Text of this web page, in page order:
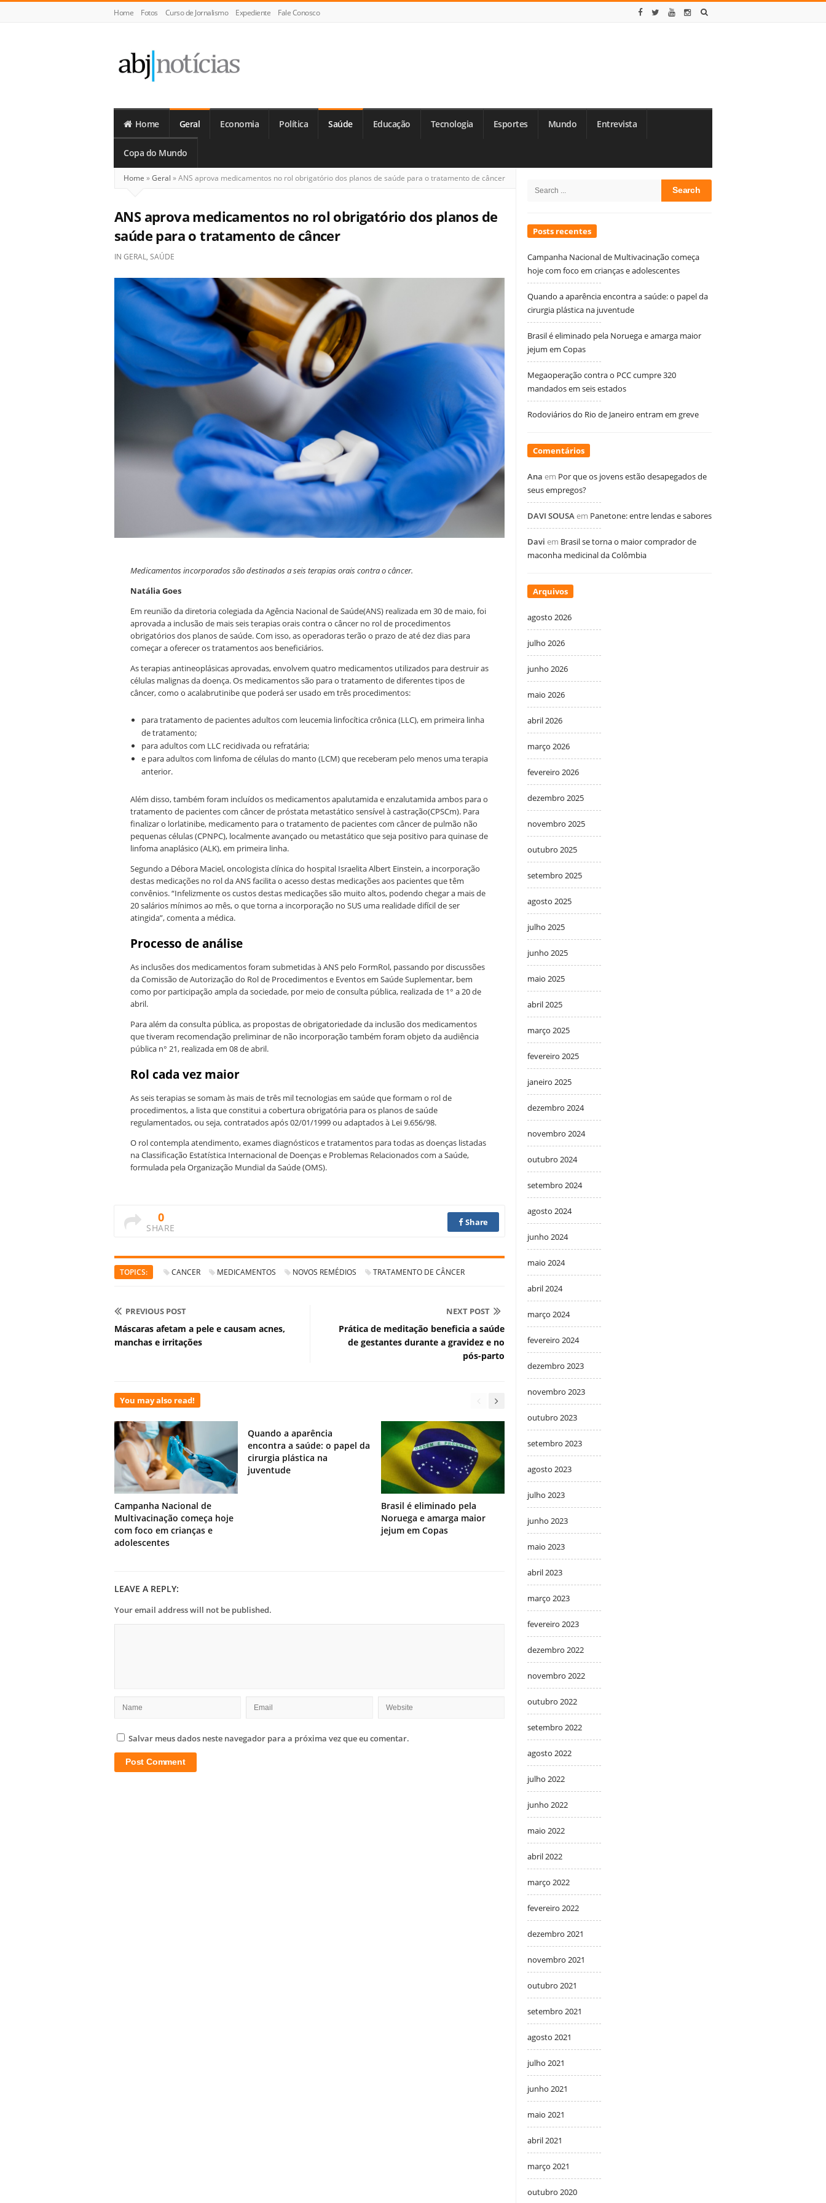
Home Fotos Curso de Jornalismo Expediente Fale Conosco
Notícias
Home Geral Economia Política Saúde Educação Tecnologia Esportes Mundo Entrevista
Copa do Mundo
Home »Geral »ANS aprova medicamentos no rol obrigatório dos planos de saúde para o tratamento de câncer
ANS aprova medicamentos no rol obrigatório dos planos de
saúde para o tratamento de câncer
IN GERAL, SAÚDE
Medicamentos incorporados são destinados a seis terapias orais contra o câncer.
Natália Goes
Em reunião da diretoria colegiada da Agência Nacional de Saúde(ANS) realizada em 30 de maio, foi
aprovada a inclusão de mais seis terapias orais contra o câncer no rol de procedimentos
obrigatórios dos planos de saúde. Com isso, as operadoras terão o prazo de até dez dias para
começar a oferecer os tratamentos aos beneficiários.
As terapias antineoplásicas aprovadas, envolvem quatro medicamentos utilizados para destruir as
células malignas da doença. Os medicamentos são para o tratamento de diferentes tipos de
câncer, como o acalabrutinibe que poderá ser usado em três procedimentos:
para tratamento de pacientes adultos com leucemia linfocítica crônica (LLC), em primeira linha
de tratamento;
para adultos com LLC recidivada ou refratária;
e para adultos com linfoma de células do manto (LCM) que receberam pelo menos uma terapia
anterior.
Além disso, também foram incluídos os medicamentos apalutamida e enzalutamida ambos para o
tratamento de pacientes com câncer de próstata metastático sensível à castração(CPSCm). Para
finalizar o lorlatinibe, medicamento para o tratamento de pacientes com câncer de pulmão não
pequenas células (CPNPC), localmente avançado ou metastático que seja positivo para quinase de
linfoma anaplásico (ALK), em primeira linha.
Segundo a Débora Maciel, oncologista clínica do hospital Israelita Albert Einstein, a incorporação
destas medicações no rol da ANS facilita o acesso destas medicações aos pacientes que têm
convênios. “Infelizmente os custos destas medicações são muito altos, podendo chegar a mais de
20 salários mínimos ao mês, o que torna a incorporação no SUS uma realidade difícil de ser
atingida”, comenta a médica.
Processo de análise
As inclusões dos medicamentos foram submetidas à ANS pelo FormRol, passando por discussões
da Comissão de Autorização do Rol de Procedimentos e Eventos em Saúde Suplementar, bem
como por participação ampla da sociedade, por meio de consulta pública, realizada de 1° a 20 de
abril.
Para além da consulta pública, as propostas de obrigatoriedade da inclusão dos medicamentos
que tiveram recomendação preliminar de não incorporação também foram objeto da audiência
pública n° 21, realizada em 08 de abril.
Rol cada vez maior
As seis terapias se somam às mais de três mil tecnologias em saúde que formam o rol de
procedimentos, a lista que constitui a cobertura obrigatória para os planos de saúde
regulamentados, ou seja, contratados após 02/01/1999 ou adaptados à Lei 9.656/98.
O rol contempla atendimento, exames diagnósticos e tratamentos para todas as doenças listadas
na Classificação Estatística Internacional de Doenças e Problemas Relacionados com a Saúde,
formulada pela Organização Mundial da Saúde (OMS).
0
SHARE
Share
TOPICS: CANCER MEDICAMENTOS NOVOS REMÉDIOS TRATAMENTO DE CÂNCER
PREVIOUS POST
Máscaras afetam a pele e causam acnes,
manchas e irritações
NEXT POST
Prática de meditação beneficia a saúde
de gestantes durante a gravidez e no
pós-parto
You may also read!
Campanha Nacional de
Multivacinação começa hoje
com foco em crianças e
adolescentes
Quando a aparência
encontra a saúde: o papel da
cirurgia plástica na
juventude
Brasil é eliminado pela
Noruega e amarga maior
jejum em Copas
LEAVE A REPLY:
Your email address will not be published.
Salvar meus dados neste navegador para a próxima vez que eu comentar.
Sidebar
Search
Posts recentes
Campanha Nacional de Multivacinação começa
hoje com foco em crianças e adolescentes
Quando a aparência encontra a saúde: o papel da
cirurgia plástica na juventude
Brasil é eliminado pela Noruega e amarga maior
jejum em Copas
Megaoperação contra o PCC cumpre 320
mandados em seis estados
Rodoviários do Rio de Janeiro entram em greve
Comentários
Ana em Por que os jovens estão desapegados de
seus empregos?
DAVI SOUSAem Panetone: entre lendas e sabores
Davi em Brasil se torna o maior comprador de
maconha medicinal da Colômbia
Arquivos
agosto 2026
julho 2026
junho 2026
maio 2026
abril 2026
março 2026
fevereiro 2026
dezembro 2025
novembro 2025
outubro 2025
setembro 2025
agosto 2025
julho 2025
junho 2025
maio 2025
abril 2025
março 2025
fevereiro 2025
janeiro 2025
dezembro 2024
novembro 2024
outubro 2024
setembro 2024
agosto 2024
junho 2024
maio 2024
abril 2024
março 2024
fevereiro 2024
dezembro 2023
novembro 2023
outubro 2023
setembro 2023
agosto 2023
julho 2023
junho 2023
maio 2023
abril 2023
março 2023
fevereiro 2023
dezembro 2022
novembro 2022
outubro 2022
setembro 2022
agosto 2022
julho 2022
junho 2022
maio 2022
abril 2022
março 2022
fevereiro 2022
dezembro 2021
novembro 2021
outubro 2021
setembro 2021
agosto 2021
julho 2021
junho 2021
maio 2021
abril 2021
março 2021
outubro 2020